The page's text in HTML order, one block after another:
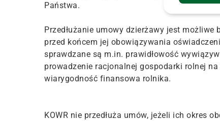
Państwa.
Przedłużanie umowy dzierżawy jest
przed końcem jej obowiązywania
sprawdzane są m.in. prawidłowość
prowadzenie racjonalnej gospodarki rolnej
wiarygodność finansowa rolnika.
KOWR nie przedłuża umów, jeżeli ich okres